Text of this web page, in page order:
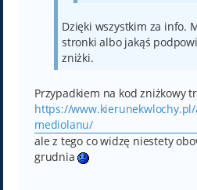
Dzięki wszystkim za info.
stronki albo jakąś
zniżki.
Przypadkiem na kod zniżkowy
https://
mediolanu/
ale z tego co widzę niestety
grudnia